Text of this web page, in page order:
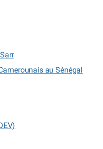
au Sénégal